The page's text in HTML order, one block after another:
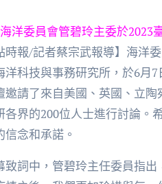
洋委員會管碧玲主委於2023
時報/記者蔡宗武報導】海洋
洋科技與事務研究所，於6月
邀請了來自美國、英國、立
各界的200位人士進行討論。
信念和承諾。
致詞中，管碧玲主任委員指